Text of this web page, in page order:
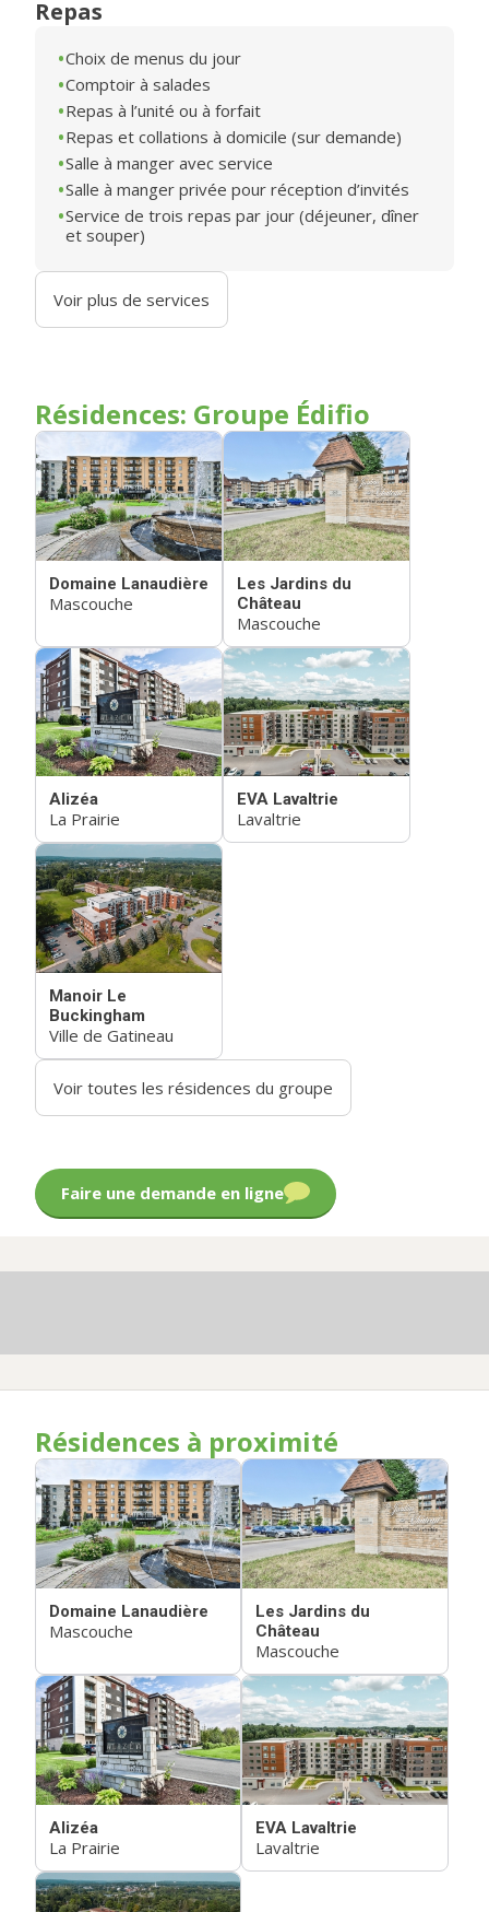
Repas
Choix de menus du jour
Comptoir à salades
Repas à l’unité ou à forfait
Repas et collations à domicile (sur demande)
Salle à manger avec service
Salle à manger privée pour réception d’invités
Service de trois repas par jour (déjeuner, dîner
et souper)
Voir plus de services
Résidences: Groupe Édifio
Domaine Lanaudière
Mascouche
Les Jardins du
Château
Mascouche
Alizéa
La Prairie
EVA Lavaltrie
Lavaltrie
Manoir Le
Buckingham
Ville de Gatineau
Voir toutes les résidences du groupe
Faire une demande en ligne
Résidences à proximité
Domaine Lanaudière
Mascouche
Les Jardins du
Château
Mascouche
Alizéa
La Prairie
EVA Lavaltrie
Lavaltrie